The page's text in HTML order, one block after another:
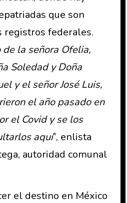
que son
registros federales.
la señora Ofelia,
Soledad y Doña
y el señor José Luis,
el año pasado en
el Covid y se los
aquí”, enlista
autoridad comunal
el destino en México